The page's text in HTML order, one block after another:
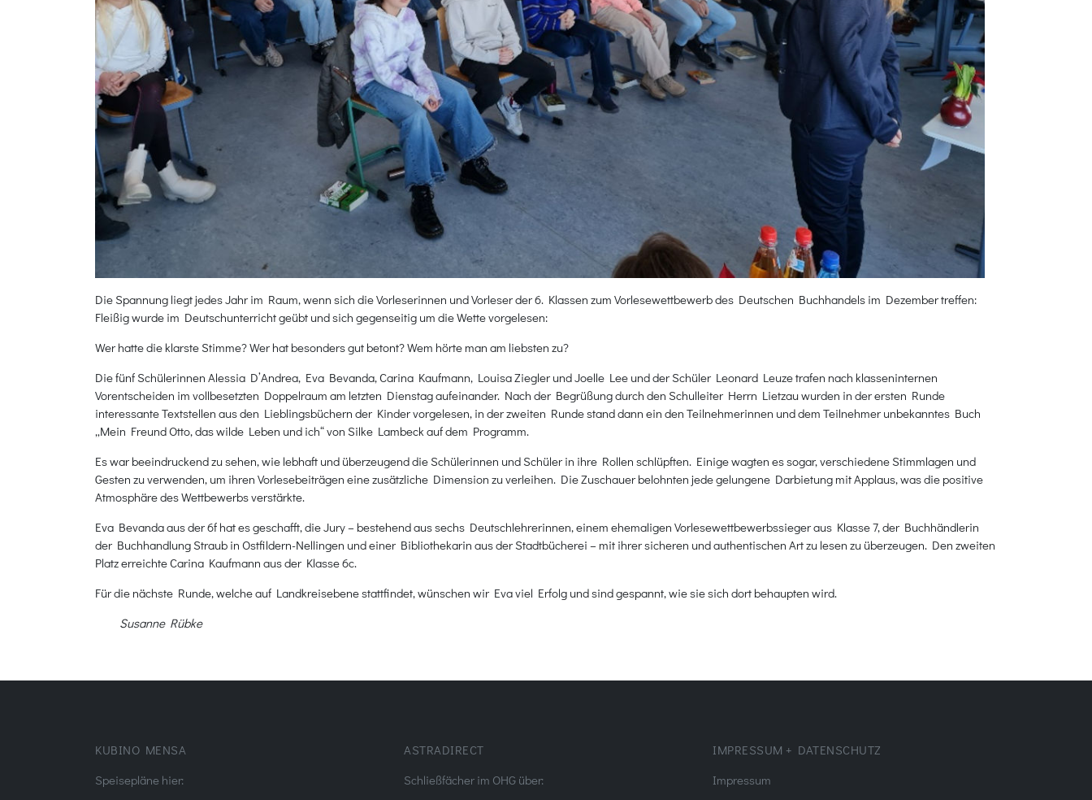
Die Spannung liegt jedes Jahr im Raum, wenn sich die Vorleserinnen und Vorleser der 6. Klassen zum Vorlesewettbewerb des Deutschen Buchhandels im Dezember treffen:
Fleißig wurde im Deutschunterricht geübt und sich gegenseitig um die Wette vorgelesen:
Wer hatte die klarste Stimme? Wer hat besonders gut betont? Wem hörte man am liebsten zu?
Die fünf Schülerinnen Alessia D’Andrea, Eva Bevanda, Carina Kaufmann, Louisa Ziegler und Joelle Lee und der Schüler Leonard Leuze trafen nach klasseninternen
Vorentscheiden im vollbesetzten Doppelraum am letzten Dienstag aufeinander. Nach der Begrüßung durch den Schulleiter Herrn Lietzau wurden in der ersten Runde
interessante Textstellen aus den Lieblingsbüchern der Kinder vorgelesen, in der zweiten Runde stand dann ein den Teilnehmerinnen und dem Teilnehmer unbekanntes Buch
„Mein Freund Otto, das wilde Leben und ich“ von Silke Lambeck auf dem Programm.
Es war beeindruckend zu sehen, wie lebhaft und überzeugend die Schülerinnen und Schüler in ihre Rollen schlüpften. Einige wagten es sogar, verschiedene Stimmlagen und
Gesten zu verwenden, um ihren Vorlesebeiträgen eine zusätzliche Dimension zu verleihen. Die Zuschauer belohnten jede gelungene Darbietung mit Applaus, was die positive
Atmosphäre des Wettbewerbs verstärkte.
Eva Bevanda aus der 6f hat es geschafft, die Jury – bestehend aus sechs Deutschlehrerinnen, einem ehemaligen Vorlesewettbewerbssieger aus Klasse 7, der Buchhändlerin
der Buchhandlung Straub in Ostfildern-Nellingen und einer Bibliothekarin aus der Stadtbücherei – mit ihrer sicheren und authentischen Art zu lesen zu überzeugen. Den zweiten
Platz erreichte Carina Kaufmann aus der Klasse 6c.
Für die nächste Runde, welche auf Landkreisebene stattfindet, wünschen wir Eva viel Erfolg und sind gespannt, wie sie sich dort behaupten wird.
Susanne Rübke
KUBINO MENSA
Speisepläne hier:
ASTRADIRECT
Schließfächer im OHG über:
IMPRESSUM + DATENSCHUTZ
Impressum